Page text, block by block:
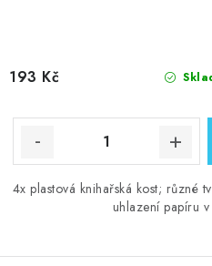
193 Kč
4x plastová knihařská kost; různé
uhlazení papíru